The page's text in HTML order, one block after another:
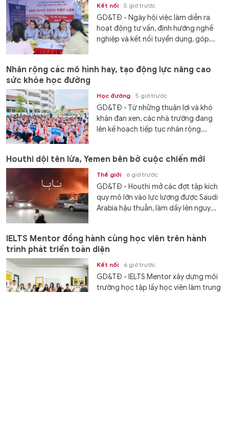
Kết nối 5 giờ trước
GD&TĐ - Ngày hội việc làm diễn ra
hoạt động tư vấn, định hướng nghề
nghiệp và kết nối tuyển dụng, góp...
Nhân rộng các mô hình hay, tạo động lực nâng cao
sức khỏe học đường
Học đường 5 giờ trước
GD&TĐ - Từ những thuận lợi và khó
khăn đan xen, các nhà trường đang
lên kế hoạch tiếp tục nhân rộng...
Houthi dội tên lửa, Yemen bên bờ cuộc chiến mới
Thế giới 6 giờ trước
GD&TĐ - Houthi mở các đợt tập kích
quy mô lớn vào lực lượng được Saudi
Arabia hậu thuẫn, làm dấy lên nguy...
IELTS Mentor đồng hành cùng học viên trên hành
trình phát triển toàn diện
Kết nối 6 giờ trước
GD&TĐ - IELTS Mentor xây dựng môi
trường học tập lấy học viên làm trung